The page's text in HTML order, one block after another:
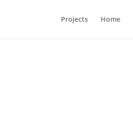
Projects Home